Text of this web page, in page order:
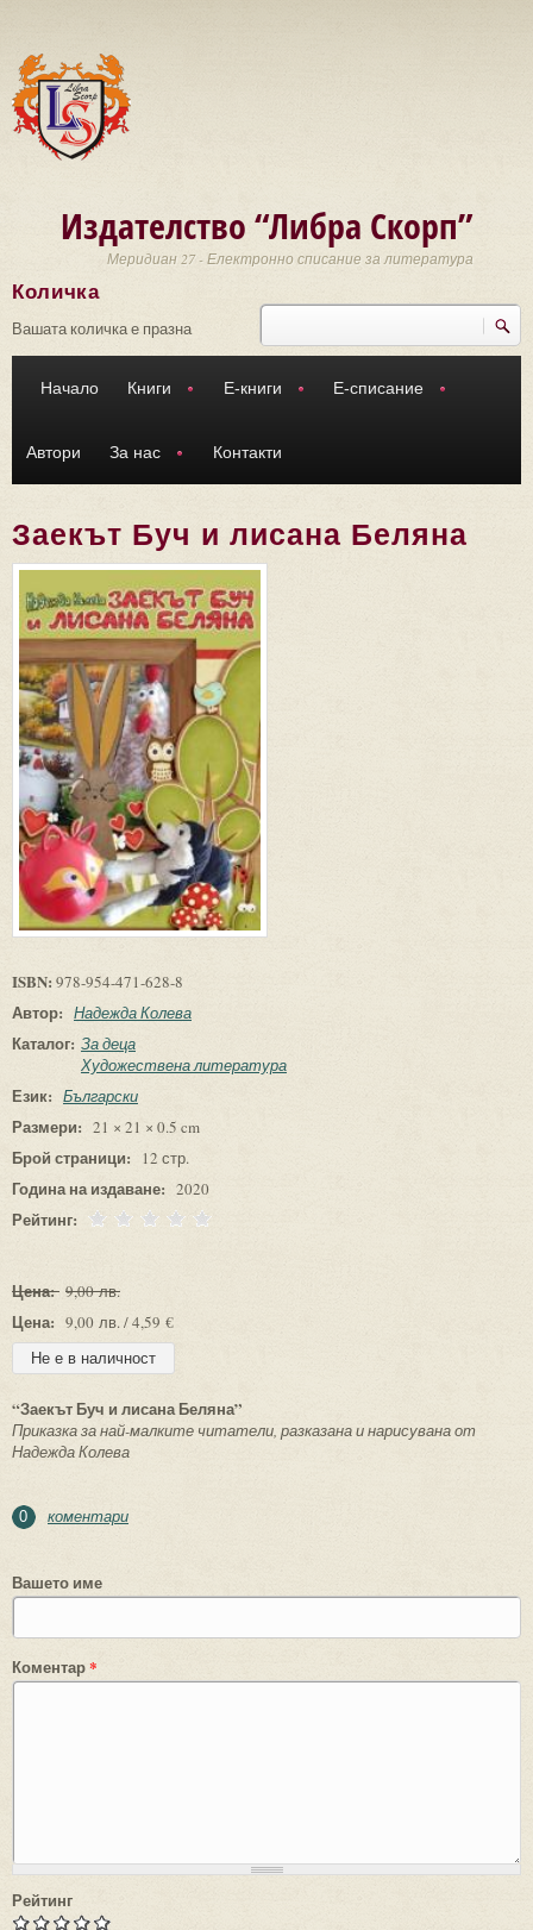
Издателство “Либра Скорп”
Меридиан 27 - Електронно списание за литература
Търси
Количка
Вашата количка е празна
Начало Книги Е-книги Е-списание
Автори За нас Контакти
Заекът Буч и лисана Беляна
ISBN: 978-954-471-628-8
Автор: Надежда Колева
Каталог: За деца
Художествена литература
Език: Български
Размери: 21 × 21 × 0.5 cm
Брой страници: 12 стр.
Година на издаване: 2020
Рейтинг:
Цена: 9,00 лв.
Цена: 9,00 лв. / 4,59 €
“Заекът Буч и лисана Беляна”
Приказка за най-малките читатели, разказана и нарисувана от
Надежда Колева
0 коментари
Вашето име
Коментар*
Рейтинг